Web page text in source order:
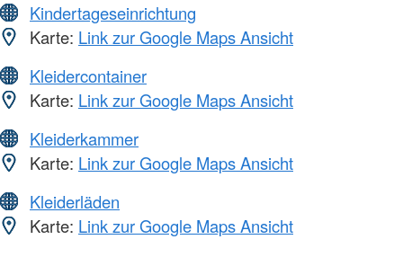
Kindertageseinrichtung
Karte: Link zur Google Maps Ansicht
Kleidercontainer
Karte: Link zur Google Maps Ansicht
Kleiderkammer
Karte: Link zur Google Maps Ansicht
Kleiderläden
Karte: Link zur Google Maps Ansicht